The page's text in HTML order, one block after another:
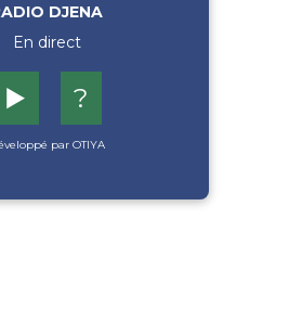
DJENA
En direct
▶️ ?
par OTIYA